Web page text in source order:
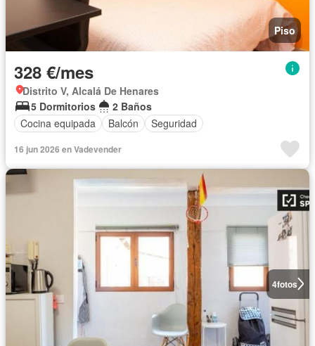
Piso
328 €/mes
Distrito V, Alcalá De Henares
5 Dormitorios
2 Baños
Cocina equipada
Balcón Seguridad
16 jun 2026 en Vadevender
4fotos